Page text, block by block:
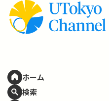
ホーム
検索